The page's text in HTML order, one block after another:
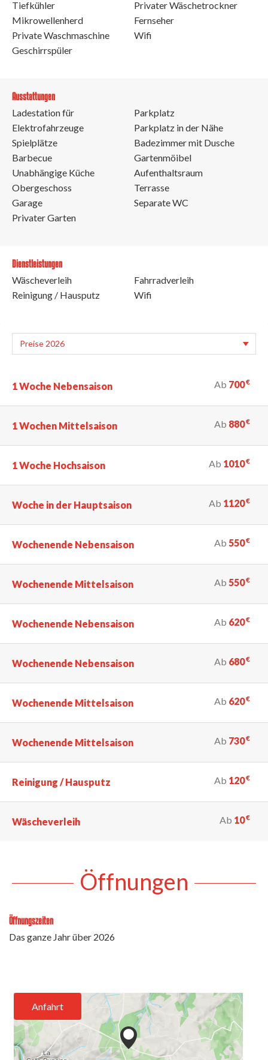
Tiefkühler
Mikrowellenherd
Private Waschmaschine
Geschirrspüler
Privater Wäschetrockner
Fernseher
Wifi
Ausstattungen
Ladestation für
Elektrofahrzeuge
Spielplätze
Barbecue
Unabhängige Küche
Obergeschoss
Garage
Privater Garten
Parkplatz
Parkplatz in der Nähe
Badezimmer mit Dusche
Gartenmöibel
Aufenthaltsraum
Terrasse
Separate WC
Dienstleistungen
Wäscheverleih
Reinigung / Hausputz
Fahrradverleih
Wifi
1 Woche Nebensaison Ab 700€
1 Wochen Mittelsaison Ab 880€
1 Woche Hochsaison Ab 1010€
Woche in der Hauptsaison Ab 1120€
Wochenende Nebensaison Ab 550€
Wochenende Mittelsaison Ab 550€
Wochenende Nebensaison Ab 620€
Wochenende Nebensaison Ab 680€
Wochenende Mittelsaison Ab 620€
Wochenende Mittelsaison Ab 730€
Reinigung / Hausputz Ab 120€
Wäscheverleih Ab 10€
Öffnungen
Öffnungszeiten
Das ganze Jahr über 2026
Anfahrt